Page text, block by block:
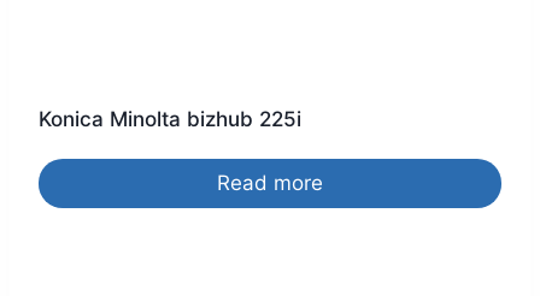
Konica Minolta bizhub 225i
Read more